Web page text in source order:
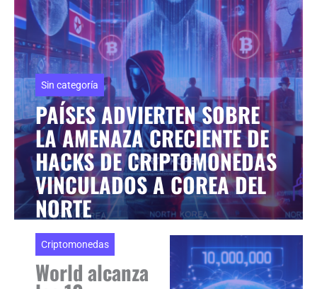
Sin categoría
PAÍSES ADVIERTEN SOBRE
LA AMENAZA CRECIENTE DE
HACKS DE CRIPTOMONEDAS
VINCULADOS A COREA DEL
NORTE
Criptomonedas
World alcanza